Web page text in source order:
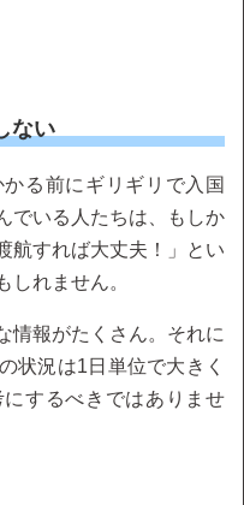
ない
る前にギリギリで入国
でいる人たちは、もしか
航すれば大丈夫！」とい
しれません。
情報がたくさん。それに
状況は1日単位で大きく
するべきではありませ